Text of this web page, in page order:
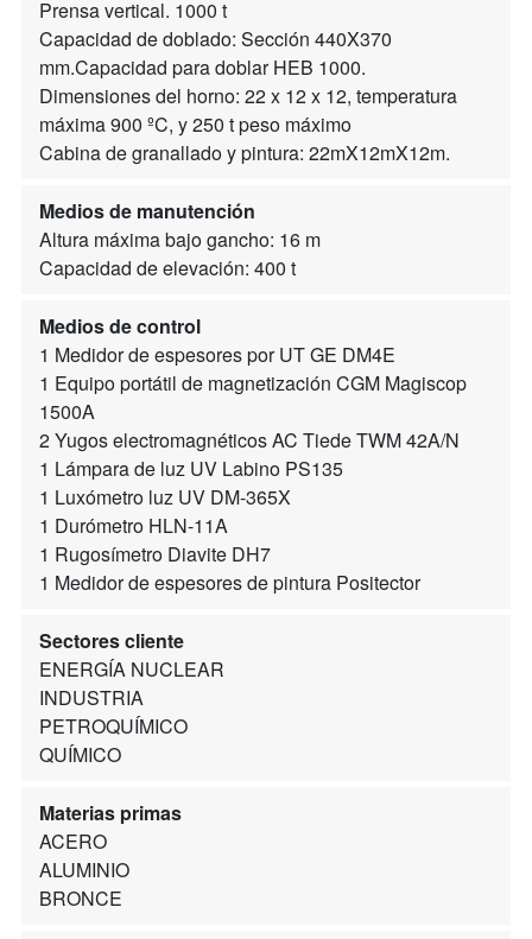
Prensa vertical. 1000 t
Capacidad de doblado: Sección 440X370
mm.Capacidad para doblar HEB 1000.
Dimensiones del horno: 22 x 12 x 12, temperatura
máxima 900 ºC, y 250 t peso máximo
Cabina de granallado y pintura: 22mX12mX12m.
Medios de manutención
Altura máxima bajo gancho: 16 m
Capacidad de elevación: 400 t
Medios de control
1 Medidor de espesores por UT GE DM4E
1 Equipo portátil de magnetización CGM Magiscop
1500A
2 Yugos electromagnéticos AC Tiede TWM 42A/N
1 Lámpara de luz UV Labino PS135
1 Luxómetro luz UV DM-365X
1 Durómetro HLN-11A
1 Rugosímetro Diavite DH7
1 Medidor de espesores de pintura Positector
Sectores cliente
ENERGÍA NUCLEAR
INDUSTRIA
PETROQUÍMICO
QUÍMICO
Materias primas
ACERO
ALUMINIO
BRONCE